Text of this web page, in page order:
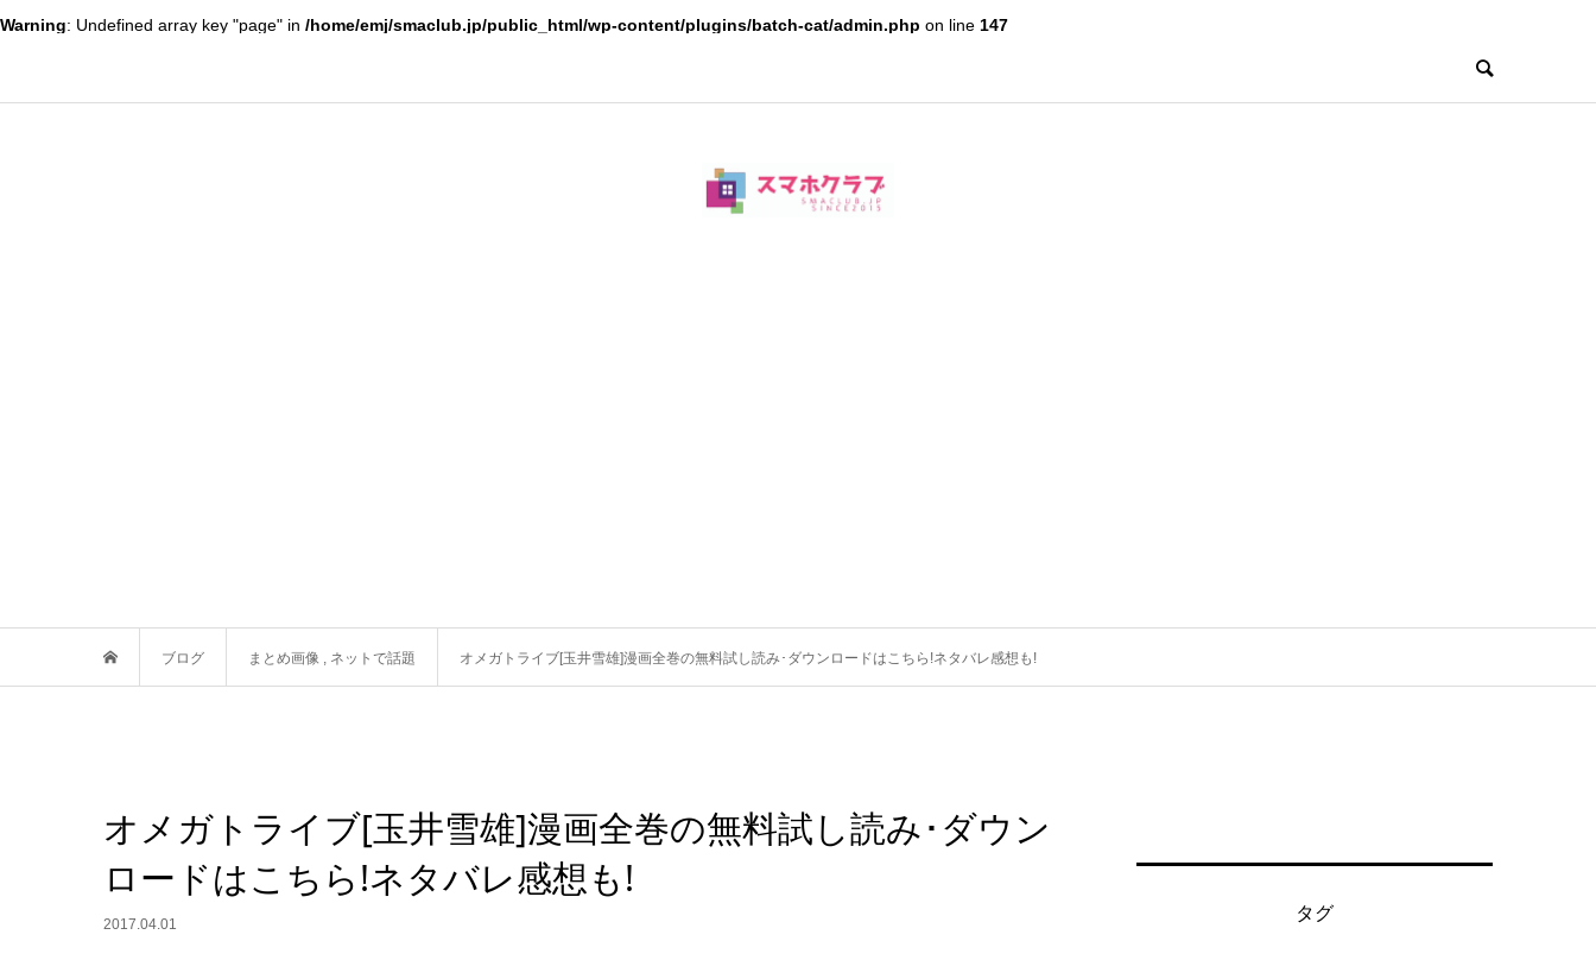
Warning: Undefined array key "page" in /home/emj/smaclub.jp/public_html/wp-content/plugins/batch-cat/admin.php on line 147
ブログ まとめ画像 , ネットで話題 オメガトライブ[玉井雪雄]漫画全巻の無料試し読み･ダウンロードはこちら!ネタバレ感想も!
オメガトライブ[玉井雪雄]漫画全巻の無料試し読み･ダウン
ロードはこちら!ネタバレ感想も!
2017.04.01 タグ